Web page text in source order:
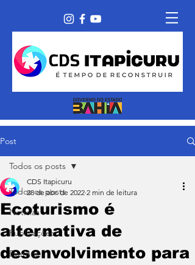
Post
Todos os posts
Notícias
Publicações
Eventos
Todos os posts
Ecoturismo é
alternativa de
desenvolvimento para
CDS Itapicuru
28 de abr. de 2022 2 min de leitura